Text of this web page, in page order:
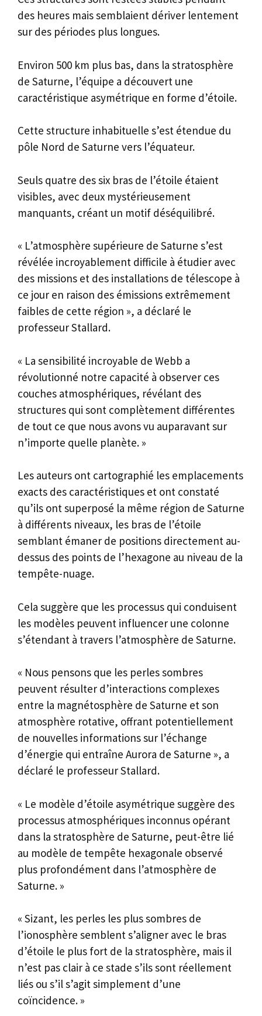
des heures mais semblaient dériver lentement
sur des périodes plus longues.
Environ 500 km plus bas, dans la stratosphère
de Saturne, l’équipe a découvert une
caractéristique asymétrique en forme d’étoile.
Cette structure inhabituelle s’est étendue du
pôle Nord de Saturne vers l’équateur.
Seuls quatre des six bras de l’étoile étaient
visibles, avec deux mystérieusement
manquants, créant un motif déséquilibré.
« L’atmosphère supérieure de Saturne s’est
révélée incroyablement difficile à étudier avec
des missions et des installations de télescope à
ce jour en raison des émissions extrêmement
faibles de cette région », a déclaré le
professeur Stallard.
« La sensibilité incroyable de Webb a
révolutionné notre capacité à observer ces
couches atmosphériques, révélant des
structures qui sont complètement différentes
de tout ce que nous avons vu auparavant sur
n’importe quelle planète. »
Les auteurs ont cartographié les emplacements
exacts des caractéristiques et ont constaté
qu’ils ont superposé la même région de Saturne
à différents niveaux, les bras de l’étoile
semblant émaner de positions directement au-
dessus des points de l’hexagone au niveau de la
tempête-nuage.
Cela suggère que les processus qui conduisent
les modèles peuvent influencer une colonne
s’étendant à travers l’atmosphère de Saturne.
« Nous pensons que les perles sombres
peuvent résulter d’interactions complexes
entre la magnétosphère de Saturne et son
atmosphère rotative, offrant potentiellement
de nouvelles informations sur l’échange
d’énergie qui entraîne Aurora de Saturne », a
déclaré le professeur Stallard.
« Le modèle d’étoile asymétrique suggère des
processus atmosphériques inconnus opérant
dans la stratosphère de Saturne, peut-être lié
au modèle de tempête hexagonale observé
plus profondément dans l’atmosphère de
Saturne. »
« Sizant, les perles les plus sombres de
l’ionosphère semblent s’aligner avec le bras
d’étoile le plus fort de la stratosphère, mais il
n’est pas clair à ce stade s’ils sont réellement
liés ou s’il s’agit simplement d’une
coïncidence. »